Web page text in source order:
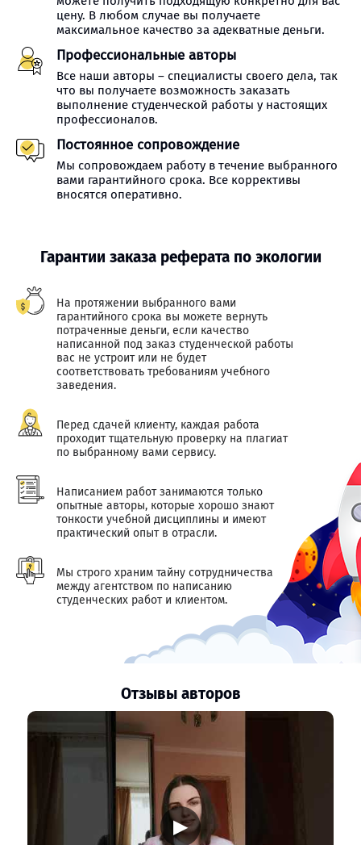
цену. В любом случае вы получаете
максимальное качество за адекватные деньги.
Профессиональные авторы
Все наши авторы – специалисты своего дела, так
что вы получаете возможность заказать
выполнение студенческой работы у настоящих
профессионалов.
Постоянное сопровождение
Мы сопровождаем работу в течение выбранного
вами гарантийного срока. Все коррективы
вносятся оперативно.
Гарантии заказа реферата по экологии
На протяжении выбранного вами
гарантийного срока вы можете вернуть
потраченные деньги, если качество
написанной под заказ студенческой работы
вас не устроит или не будет
соответствовать требованиям учебного
заведения.
Перед сдачей клиенту, каждая работа
проходит тщательную проверку на плагиат
по выбранному вами сервису.
Написанием работ занимаются только
опытные авторы, которые хорошо знают
тонкости учебной дисциплины и имеют
практический опыт в отрасли.
Мы строго храним тайну сотрудничества
между агентством по написанию
студенческих работ и клиентом.
Отзывы авторов
▶